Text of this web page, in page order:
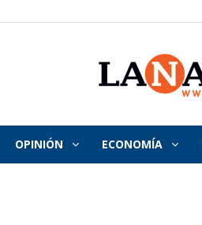
OPINIÓN ECONOMÍA